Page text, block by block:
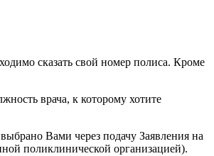
сказать свой номер полиса. Кроме
врача, к которому хотите
Вами через подачу Заявления на
поликлинической организацией).